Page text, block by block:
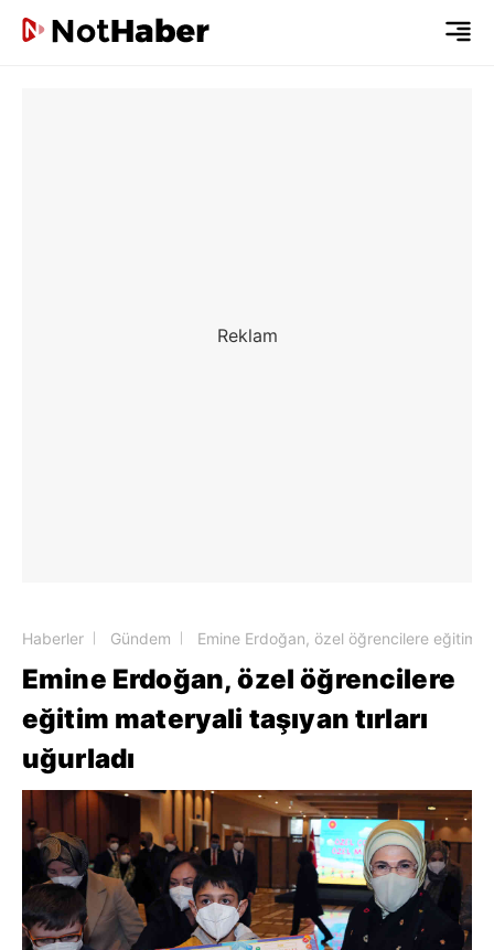
Haberler Gündem Emine Erdoğan, özel öğrencilere eğitim
Emine Erdoğan, özel öğrencilere
eğitim materyali taşıyan tırları
uğurladı